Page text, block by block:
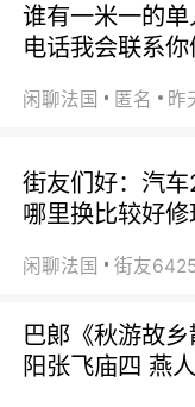
谁有一米一的
电话我会联系
闲聊法国 匿名 昨
街友们好：汽
哪里换比较好
闲聊法国
巴郞《秋游故
阳张飞庙四 燕